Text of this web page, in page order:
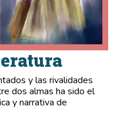
y las rivalidades
dos almas ha sido el
y narrativa de